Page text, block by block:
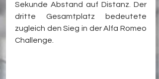
Sekunde Abstand auf Distanz. Der
dritte Gesamtplatz bedeutete
zugleich den Sieg in der Alfa Romeo
Challenge.